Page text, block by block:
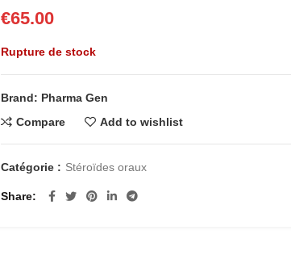
€65.00
Rupture de stock
Brand: Pharma Gen
Compare
Add to wishlist
Catégorie : Stéroïdes oraux
Share